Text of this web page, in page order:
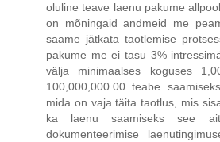
oluline teave laenu pakume
on mõningaid andmeid me
saame jätkata taotlemise
pakume me ei tasu 3%
välja minimaalses koguses
100,000,000.00 teabe
mida on vaja täita taotlus, mis
ka laenu saamiseks see
dokumenteerimise